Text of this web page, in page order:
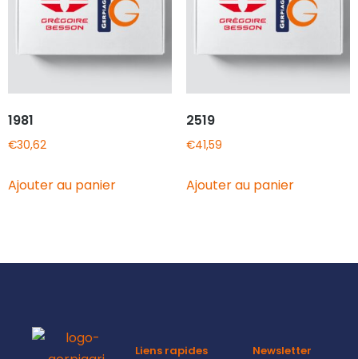
1981
€30,62
Ajouter au panier
2519
€41,59
Ajouter au panier
Liens rapides Newsletter